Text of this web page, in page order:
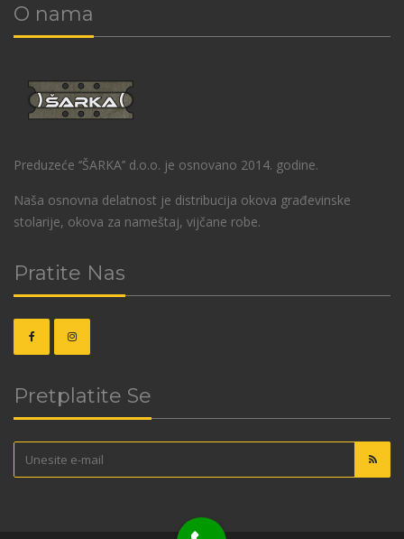
O nama
Preduzeće ‘’ŠARKA’’ d.o.o. je osnovano 2014. godine.
Naša osnovna delatnost je distribucija okova građevinske
stolarije, okova za nameštaj, vijčane robe.
Pratite Nas
Pretplatite Se